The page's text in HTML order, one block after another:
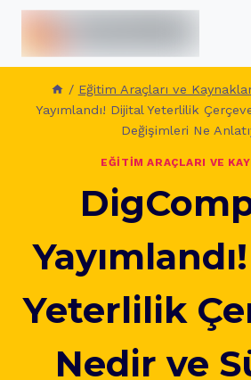
İçeriğe
/ Eğitim Araçları ve
Yayımlandı! Dijital Yeterlilik
Değişimleri Ne
EĞITIM ARAÇLARI VE
Yeterlilik
Nedir ve